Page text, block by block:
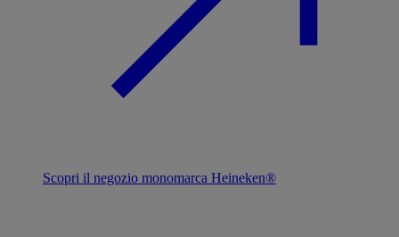
Scopri il negozio monomarca Heineken®